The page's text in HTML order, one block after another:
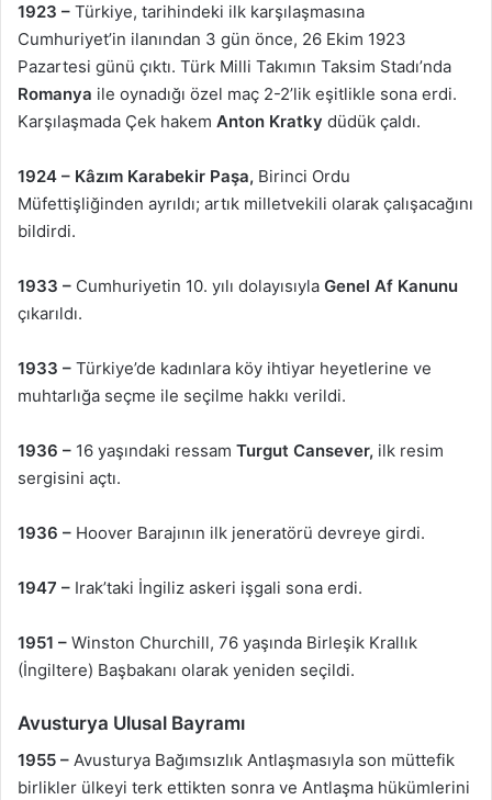
1923 – Türkiye, tarihindeki ilk karşılaşmasına
Cumhuriyet’in ilanından 3 gün önce, 26 Ekim 1923
Pazartesi günü çıktı. Türk Milli Takımın Taksim Stadı’nda
Romanya ile oynadığı özel maç 2-2’lik eşitlikle sona erdi.
Karşılaşmada Çek hakem Anton Kratky düdük çaldı.
1924 – Kâzım Karabekir Paşa, Birinci Ordu
Müfettişliğinden ayrıldı; artık milletvekili olarak çalışacağını
bildirdi.
1933 – Cumhuriyetin 10. yılı dolayısıyla Genel Af Kanunu
çıkarıldı.
1933 – Türkiye’de kadınlara köy ihtiyar heyetlerine ve
muhtarlığa seçme ile seçilme hakkı verildi.
1936 – 16 yaşındaki ressam Turgut Cansever, ilk resim
sergisini açtı.
1936 – Hoover Barajının ilk jeneratörü devreye girdi.
1947 – Irak’taki İngiliz askeri işgali sona erdi.
1951 – Winston Churchill, 76 yaşında Birleşik Krallık
(İngiltere) Başbakanı olarak yeniden seçildi.
Avusturya Ulusal Bayramı
1955 – Avusturya Bağımsızlık Antlaşmasıyla son müttefik
birlikler ülkeyi terk ettikten sonra ve Antlaşma hükümlerini